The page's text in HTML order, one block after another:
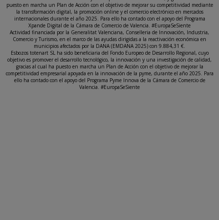
puesto en marcha un Plan de Acción con el objetivo de mejorar su competitividad mediante
la transformación digital, la promoción online y el comercio electrónico en mercados
internacionales durante el año 2025. Para ello ha contado con el apoyo del Programa
Xpande Digital de la Cámara de Comercio de Valencia. #EuropaSeSiente
Actividad financiada por la Generalitat Valenciana, Conselleria de Innovación, Industria,
Comercio y Turismo, en el marco de las ayudas dirigidas a la reactivación económica en
municipios afectados por la DANA (EMDANA 2025) con 9.884,31 €.
Esbozos totenart SL ha sido beneficiaria del Fondo Europeo de Desarrollo Regional, cuyo
objetivo es promover el desarrollo tecnológico, la innovación y una investigación de calidad,
gracias al cual ha puesto en marcha un Plan de Acción con el objetivo de mejorar la
competitividad empresarial apoyada en la innovación de la pyme, durante el año 2025. Para
ello ha contado con el apoyo del Programa Pyme Innova de la Cámara de Comercio de
Valencia. #EuropaSeSiente